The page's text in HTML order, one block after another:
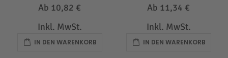
Ab 10,82 €
Inkl. MwSt.
IN DEN WARENKORB
Ab 11,34 €
Inkl. MwSt.
IN DEN WARENKORB